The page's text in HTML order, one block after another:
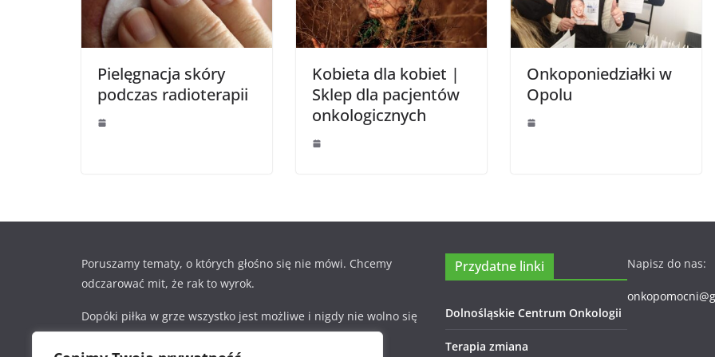
Pielęgnacja skóry
podczas radioterapii
Kobieta dla kobiet |
Sklep dla pacjentów
onkologicznych
Onkoponiedziałki w
Opolu
Poruszamy tematy, o których głośno się nie mówi. Chcemy
odczarować mit, że rak to wyrok.
Dopóki piłka w grze wszystko jest możliwe i nigdy nie wolno się
poddawać.
Przydatne linki
Dolnośląskie Centrum Onkologii
Terapia zmiana
Napisz do nas: